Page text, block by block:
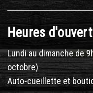
Heures
Lundi au dimanche de
octobre)
Auto-cueillette et